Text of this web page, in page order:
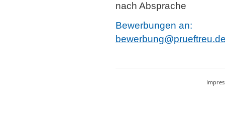
nach Absprache
Bewerbungen an: